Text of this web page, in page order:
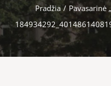
Pradžia / Pavasarinė